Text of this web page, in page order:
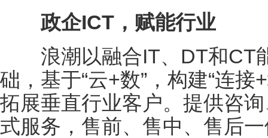
政企ICT，赋能行业
浪潮以融合IT、DT和CT
础，基于“云+数”，构建“连
拓展垂直行业客户。提供咨
式服务，售前、售中、售后